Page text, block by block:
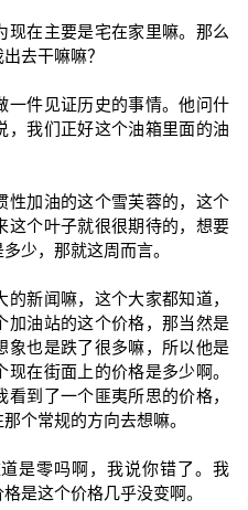
现在主要是宅在家里嘛。那么
去干嘛嘛？
一件见证历史的事情。他问什
，我们正好这个油箱里面的油
性加油的这个雪芙蓉的，这个
这个叶子就很很期待的，想要
少，那就这周而言。
新闻嘛，这个大家都知道，
加油站的这个价格，那当然是
象也是跌了很多嘛，所以他是
在街面上的价格是多少啊。
到了一个匪夷所思的价格，
个常规的方向去想嘛。
是零吗啊，我说你错了。我
是这个价格几乎没变啊。